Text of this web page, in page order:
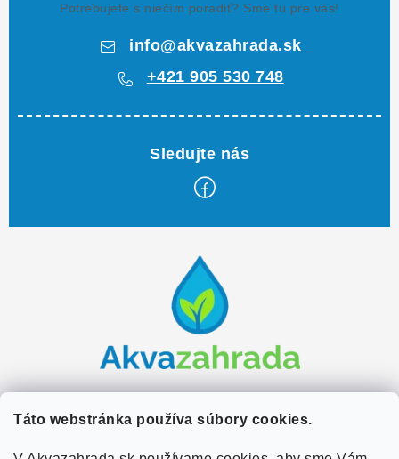
Táto webstránka používa súbory cookies.
Potrebujete s niečím poradiť? Sme tu pre vás!
info@akvazahrada.sk
+421 905 530 748
e
Zákaznícky servis